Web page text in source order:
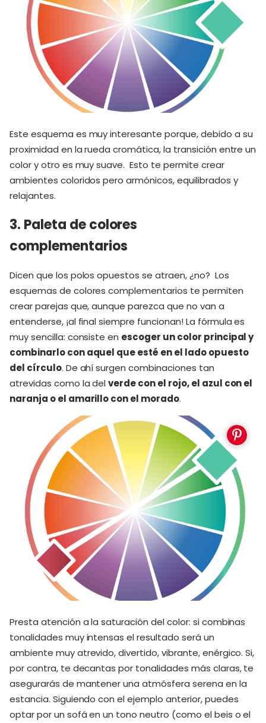
Este esquema es muy interesante porque, debido a su
proximidad en la rueda cromática, la transición entre un
color y otro es muy suave. Esto te permite crear
ambientes coloridos pero armónicos, equilibrados y
relajantes.
3. Paleta de colores
complementarios
Dicen que los polos opuestos se atraen, ¿no? Los
esquemas de colores complementarios te permiten
crear parejas que, aunque parezca que no van a
entenderse, ¡al final siempre funcionan! La fórmula es
muy sencilla: consiste en escoger un color principal y
combinarlo con aquel que esté en el lado opuesto
del círculo. De ahí surgen combinaciones tan
atrevidas como la delverde con el rojo, el azul con el
naranja o el amarillo con el morado.
Presta atención a la saturación del color: si combinas
tonalidades muy intensas el resultado será un
ambiente muy atrevido, divertido, vibrante, enérgico. Si,
por contra, te decantas por tonalidades más claras, te
asegurarás de mantener una atmósfera serena en la
estancia. Siguiendo con el ejemplo anterior, puedes
optar por un sofá en un tono neutro (como el beis o el